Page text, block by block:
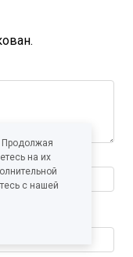
Продолжая
на их
с нашей